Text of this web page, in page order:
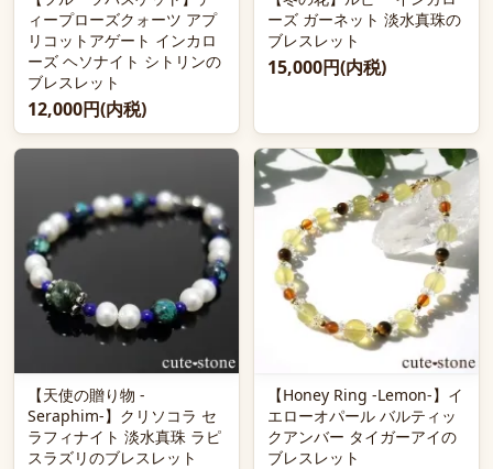
ィープローズクォーツ アプ
リコットアゲート インカロ
ーズ ヘソナイト シトリンの
ブレスレット
12,000円(内税)
ーズ ガーネット 淡水真珠の
ブレスレット
15,000円(内税)
【天使の贈り物 -
Seraphim-】クリソコラ セ
ラフィナイト 淡水真珠 ラピ
スラズリのブレスレット
【Honey Ring -Lemon-】イ
エローオパール バルティッ
クアンバー タイガーアイの
ブレスレット